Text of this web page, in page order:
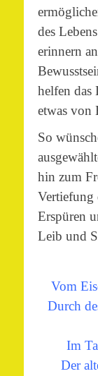
des
erinnern
helfen das
etwas von
So
hin zum
Vertiefung
Erspüren
Leib und
Vom
Durch
Im
Der